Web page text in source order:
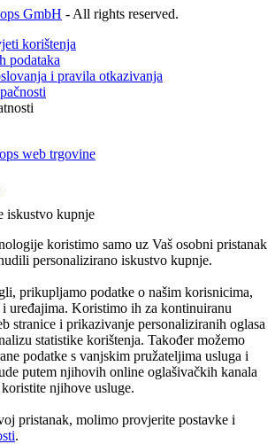
GmbH - All rights reserved.
korištenja
podataka
i pravila otkazivanja
web trgovine
iskustvo kupnje
koristimo samo uz Vaš osobni pristanak
personalizirano iskustvo kupnje.
prikupljamo podatke o našim korisnicima,
uređajima. Koristimo ih za kontinuiranu
stranice i prikazivanje personaliziranih oglasa
statistike korištenja. Također možemo
podatke s vanjskim pružateljima usluga i
putem njihovih online oglašivačkih kanala
njihove usluge.
pristanak, molimo provjerite postavke i
.